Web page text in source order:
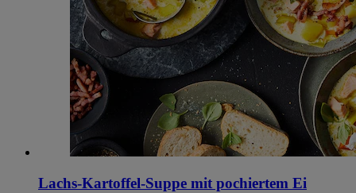
Lachs-Kartoffel-Suppe mit pochiertem Ei